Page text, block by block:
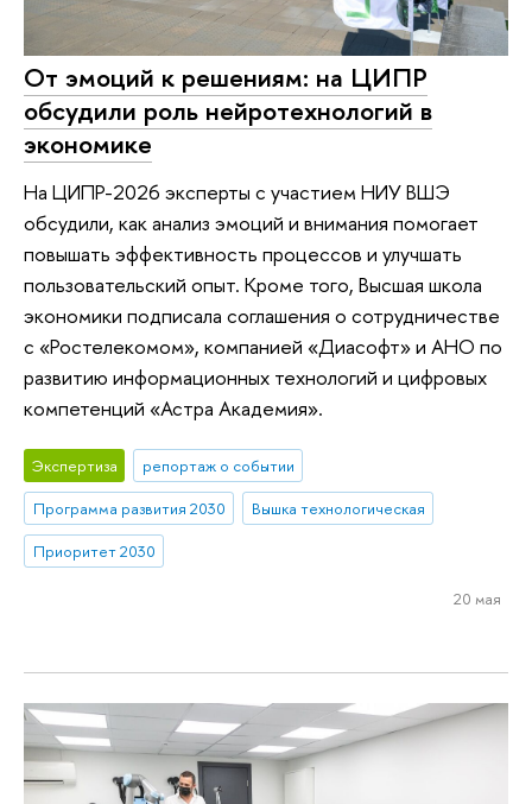
От эмоций к решениям: на ЦИПР
обсудили роль нейротехнологий в
экономике
На ЦИПР-2026 эксперты с участием НИУ ВШЭ
обсудили, как анализ эмоций и внимания помогает
повышать эффективность процессов и улучшать
пользовательский опыт. Кроме того, Высшая школа
экономики подписала соглашения о сотрудничестве
с «Ростелекомом», компанией «Диасофт» и АНО по
развитию информационных технологий и цифровых
компетенций «Астра Академия».
Экспертиза
репортаж о событии
Программа развития 2030
Вышка технологическая
Приоритет 2030
20 мая